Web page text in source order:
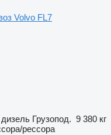
Volvo FL7
дизель Грузопод. 9 380 кг
рессора